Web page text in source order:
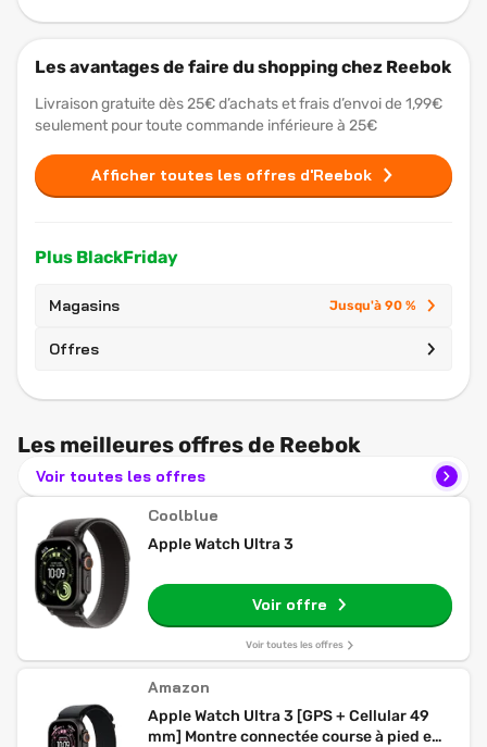
Les avantages de faire du shopping chez Reebok
Livraison gratuite dès 25€ d’achats et frais d’envoi de 1,99€
seulement pour toute commande inférieure à 25€
Afficher toutes les offres d'Reebok
Plus BlackFriday
Magasins Jusqu'à 90 %
Offres
Les meilleures offres de Reebok
Voir toutes les offres
Coolblue
Apple Watch Ultra 3
Voir offre
Voir toutes les offres
Amazon
Apple Watch Ultra 3 [GPS + Cellular 49
mm] Montre connectée course à pied et